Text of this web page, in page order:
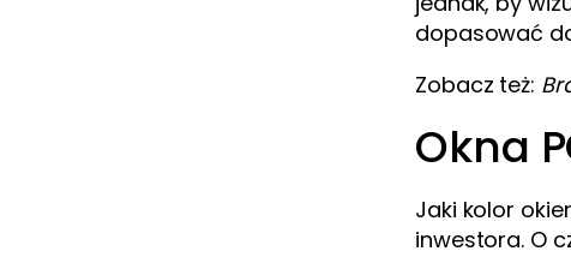
dopasować
Zobacz też:
Okna
Jaki kolor
inwestora. O